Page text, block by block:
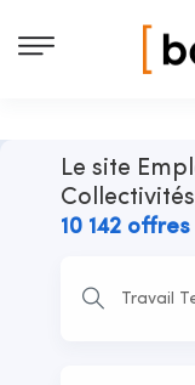
Le site
Collectivités
10 142